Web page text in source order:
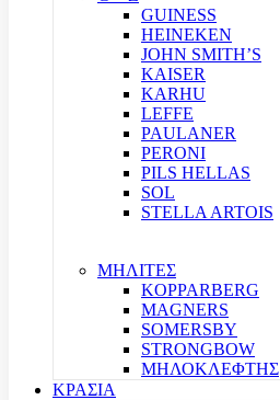
GUINESS
HEINEKEN
JOHN SMITH’S
KAISER
KARHU
LEFFE
PAULANER
PERONI
PILS HELLAS
SOL
STELLA ARTOIS
ΜΗΛΙΤΕΣ
KOPPARBERG
MAGNERS
SOMERSBY
STRONGBOW
ΜΗΛΟΚΛΕΦΤΗΣ
ΚΡΑΣΙΑ